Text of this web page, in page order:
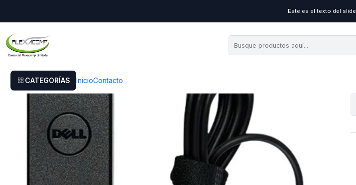
CATEGORÍAS InicioContacto
Este es el texto del slide